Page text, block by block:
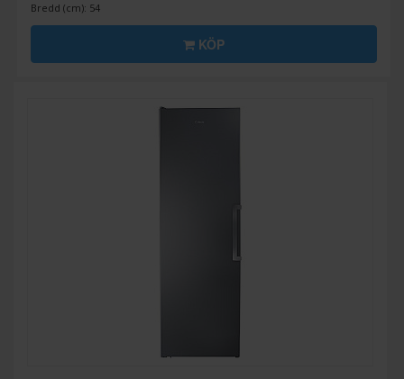
Bredd (cm): 54
KÖP